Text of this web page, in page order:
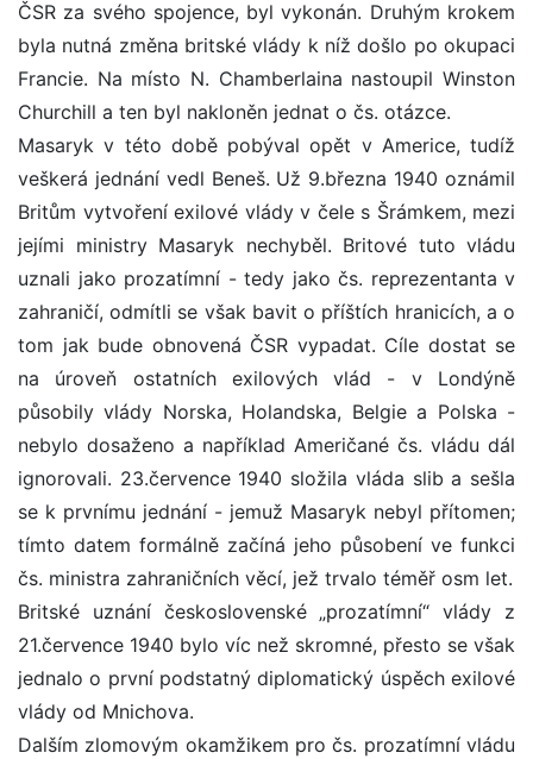
ČSR za svého spojence, byl vykonán. Druhým krokem
byla nutná změna britské vlády k níž došlo po okupaci
Francie. Na místo N. Chamberlaina nastoupil Winston
Churchill a ten byl nakloněn jednat o čs. otázce.
Masaryk v této době pobýval opět v Americe, tudíž
veškerá jednání vedl Beneš. Už 9.března 1940 oznámil
Britům vytvoření exilové vlády v čele s Šrámkem, mezi
jejími ministry Masaryk nechyběl. Britové tuto vládu
uznali jako prozatímní - tedy jako čs. reprezentanta v
zahraničí, odmítli se však bavit o příštích hranicích, a o
tom jak bude obnovená ČSR vypadat. Cíle dostat se
na úroveň ostatních exilových vlád - v Londýně
působily vlády Norska, Holandska, Belgie a Polska -
nebylo dosaženo a například Američané čs. vládu dál
ignorovali. 23.července 1940 složila vláda slib a sešla
se k prvnímu jednání - jemuž Masaryk nebyl přítomen;
tímto datem formálně začíná jeho působení ve funkci
čs. ministra zahraničních věcí, jež trvalo téměř osm let.
Britské uznání československé „prozatímní“ vlády z
21.července 1940 bylo víc než skromné, přesto se však
jednalo o první podstatný diplomatický úspěch exilové
vlády od Mnichova.
Dalším zlomovým okamžikem pro čs. prozatímní vládu